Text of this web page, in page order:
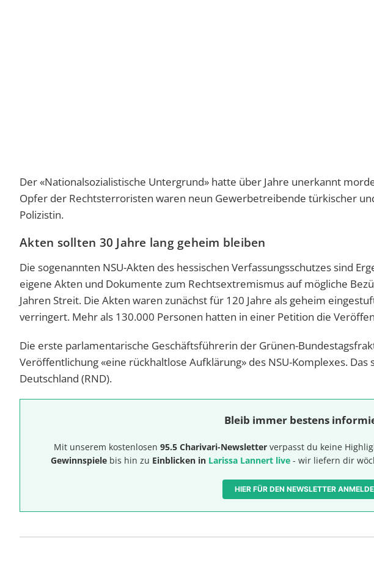
Der «Nationalsozialistische Untergrund» hatte über Jahre unerkannt
Opfer der Rechtsterroristen waren neun Gewerbetreibende türkischer
Polizistin.
Akten sollten 30 Jahre lang geheim bleiben
Die sogenannten NSU-Akten des hessischen Verfassungsschutzes sind
eigene Akten und Dokumente zum Rechtsextremismus auf mögliche
Jahren Streit. Die Akten waren zunächst für 120 Jahre als geheim
verringert. Mehr als 130.000 Personen hatten in einer Petition die
Die erste parlamentarische Geschäftsführerin der Grünen-
Veröffentlichung «eine rückhaltlose Aufklärung» des NSU-Komplexes.
Deutschland (RND).
Bleib immer bestens
Mit unserem kostenlosen 95.5 Charivari-Newsletter verpasst du keine
Gewinnspiele bis hin zu Einblicken in Larissa Lannert live - wir liefern dir
HIER FÜR DEN NEWSLETTER